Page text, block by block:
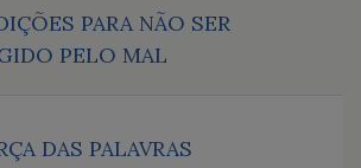
PARA NÃO SER
PELO MAL
DAS PALAVRAS